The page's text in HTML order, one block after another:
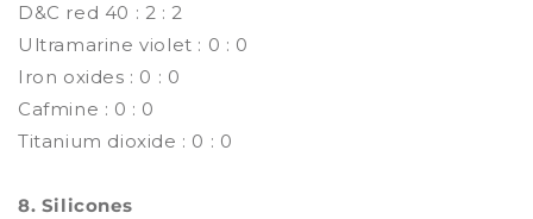
D&C red 40 : 2 : 2
Ultramarine violet : 0 : 0
Iron oxides : 0 : 0
Cafmine : 0 : 0
Titanium dioxide : 0 : 0
8. Silicones